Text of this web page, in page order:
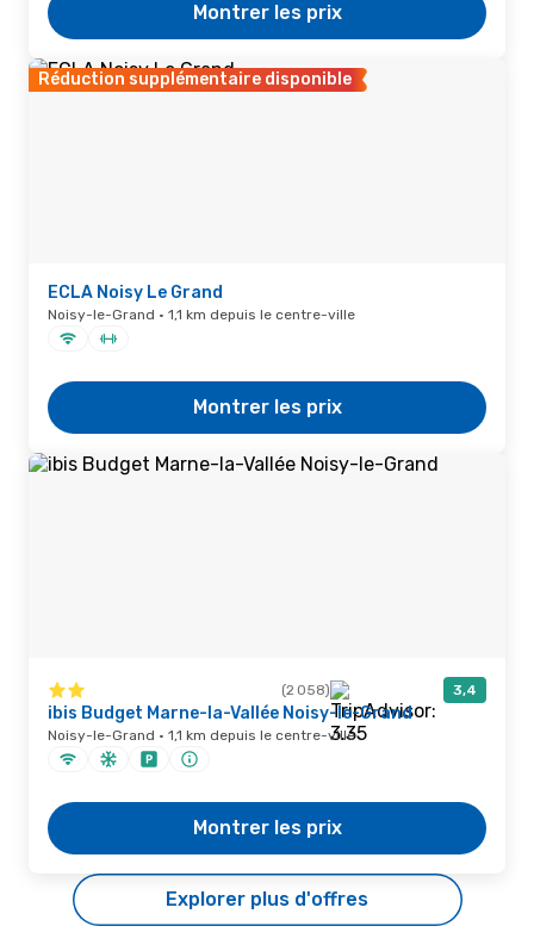
Montrer les prix
Réduction supplémentaire disponible
ECLA Noisy Le Grand
Noisy-le-Grand · 1,1 km depuis le centre-ville
Montrer les prix
(2 058) 3,4
ibis Budget Marne-la-Vallée Noisy-le-Grand
Noisy-le-Grand · 1,1 km depuis le centre-ville
Montrer les prix
Explorer plus d'offres